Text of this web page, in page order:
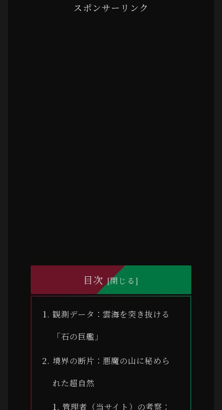
スポンサーリンク
目次
観測データ：雲海を突き抜ける
「石の巨艦」
境界の断片：悪魔の山に秘めら
れた超自然
管理者（当サイト）の考察：